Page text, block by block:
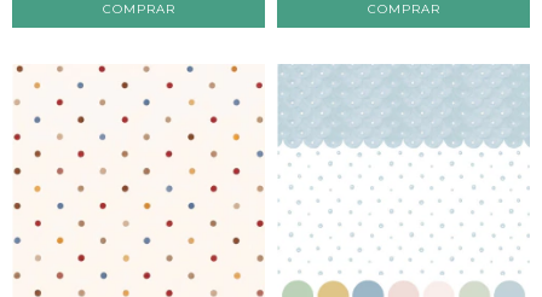
COMPRAR COMPRAR